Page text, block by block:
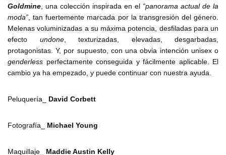
Goldmine, una colección inspirada en el “panorama actual de la
moda”, tan fuertemente marcada por la transgresión del género.
Melenas voluminizadas a su máxima potencia, desfiladas para un
efecto undone, texturizadas, elevadas, desgarbadas,
protagonistas. Y, por supuesto, con una obvia intención unisex o
genderless perfectamente conseguida y fácilmente aplicable. El
cambio ya ha empezado, y puede continuar con nuestra ayuda.
Peluquería_ David Corbett
Fotografía_ Michael Young
Maquillaje_ Maddie Austin Kelly